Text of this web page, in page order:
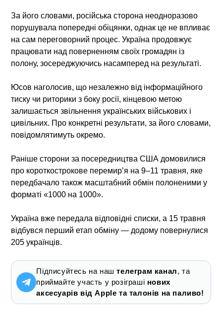
За його словами, російська сторона неодноразово
порушувала попередні обіцянки, однак це не впливає
на сам переговорний процес. Україна продовжує
працювати над поверненням своїх громадян із
полону, зосереджуючись насамперед на результаті.
Юсов наголосив, що незалежно від інформаційного
тиску чи риторики з боку росії, кінцевою метою
залишається звільнення українських військових і
цивільних. Про конкретні результати, за його словами,
повідомлятимуть окремо.
Раніше сторони за посередництва США домовилися
про короткострокове перемир’я на 9–11 травня, яке
передбачало також масштабний обмін полоненими у
форматі «1000 на 1000».
Україна вже передала відповідні списки, а 15 травня
відбувся перший етап обміну — додому повернулися
205 українців.
Підписуйтесь на наштелеграм канал, та
приймайте участь у розіграші нових
аксесуарів від Apple та талонів на паливо!